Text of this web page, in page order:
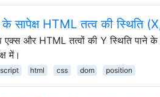
के सापेक्ष HTML तत्व की स्थिति
और HTML तत्वों की Y स्थिति पाने के
में।
html css dom position